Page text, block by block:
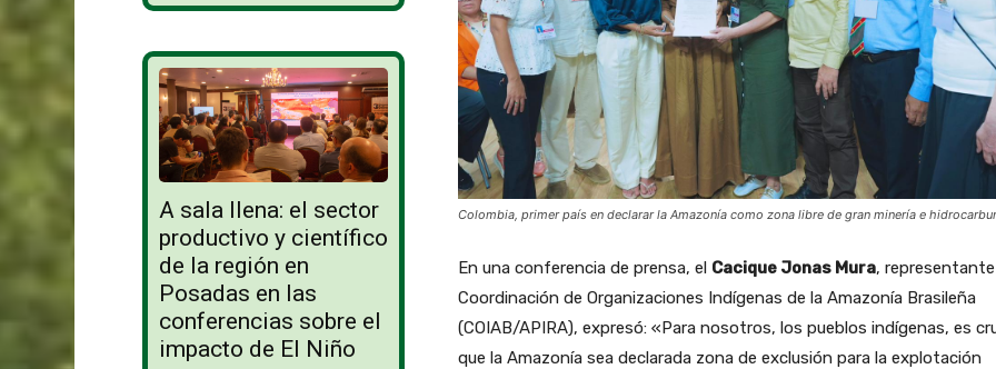
A sala llena: el sector
productivo y científico
de la región en
Posadas en las
conferencias sobre el
impacto de El Niño
Colombia, primer país en declarar la Amazonía como zona libre de gran minería e
En una conferencia de prensa, el Cacique Jonas Mura,
Coordinación de Organizaciones Indígenas de la Amazonía Brasileña
(COIAB/APIRA), expresó: «Para nosotros, los pueblos indígenas, es
que la Amazonía sea declarada zona de exclusión para la explotación